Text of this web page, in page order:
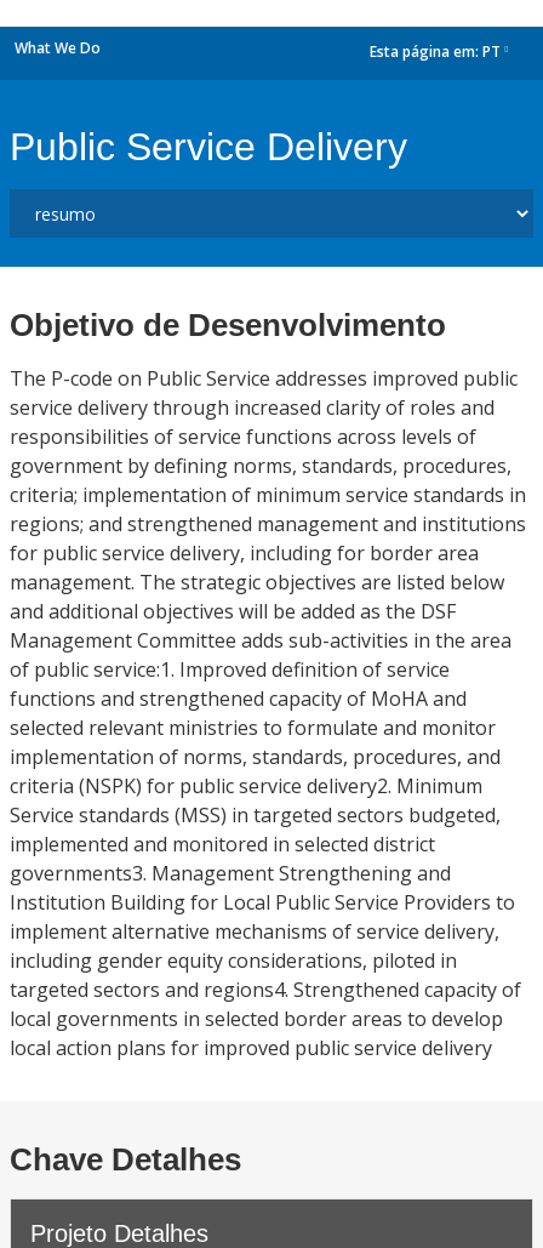
What We Do Esta página em: PT
Public Service Delivery
Objetivo de Desenvolvimento
The P-code on Public Service addresses improved public
service delivery through increased clarity of roles and
responsibilities of service functions across levels of
government by defining norms, standards, procedures,
criteria; implementation of minimum service standards in
regions; and strengthened management and institutions
for public service delivery, including for border area
management. The strategic objectives are listed below
and additional objectives will be added as the DSF
Management Committee adds sub-activities in the area
of public service:1. Improved definition of service
functions and strengthened capacity of MoHA and
selected relevant ministries to formulate and monitor
implementation of norms, standards, procedures, and
criteria (NSPK) for public service delivery2. Minimum
Service standards (MSS) in targeted sectors budgeted,
implemented and monitored in selected district
governments3. Management Strengthening and
Institution Building for Local Public Service Providers to
implement alternative mechanisms of service delivery,
including gender equity considerations, piloted in
targeted sectors and regions4. Strengthened capacity of
local governments in selected border areas to develop
local action plans for improved public service delivery
Chave Detalhes
Projeto Detalhes